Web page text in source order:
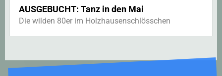
AUSGEBUCHT: Tanz in den Mai
Die wilden 80er im Holzhausenschlösschen